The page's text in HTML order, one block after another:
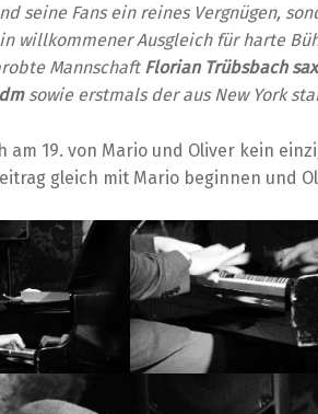
seine Fans ein reines Vergnügen,
willkommener Ausgleich für harte
Mannschaft Florian Trübsbach
sowie erstmals der aus New York
am 19. von Mario und Oliver kein
gleich mit Mario beginnen und